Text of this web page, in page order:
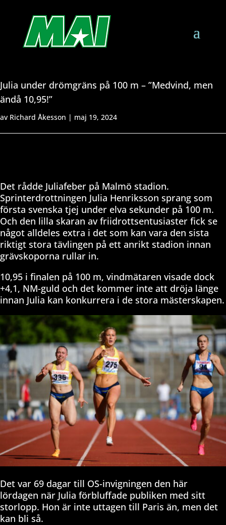
Julia under drömgräns på 100 m – ”Medvind, men
ändå 10,95!”
av Richard Åkesson | maj 19, 2024
Det rådde Juliafeber på Malmö stadion.
Sprinterdrottningen Julia Henriksson sprang som
första svenska tjej under elva sekunder på 100 m.
Och den lilla skaran av friidrottsentusiaster fick se
något alldeles extra i det som kan vara den sista
riktigt stora tävlingen på ett anrikt stadion innan
grävskoporna rullar in.
10,95 i finalen på 100 m, vindmätaren visade dock
+4,1, NM-guld och det kommer inte att dröja länge
innan Julia kan konkurrera i de stora mästerskapen.
Det var 69 dagar till OS-invigningen den här
lördagen när Julia förbluffade publiken med sitt
storlopp. Hon är inte uttagen till Paris än, men det
kan bli så.